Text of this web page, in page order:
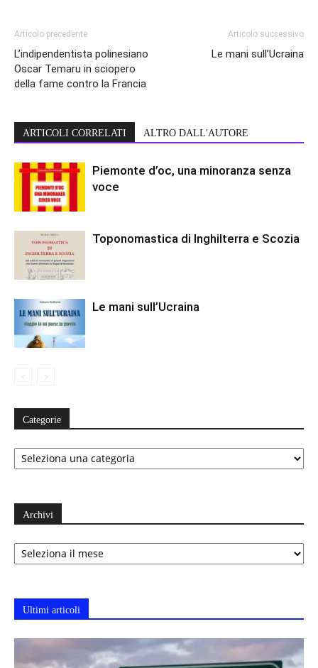
Articolo precedente
L’indipendentista polinesiano
Oscar Temaru in sciopero
della fame contro la Francia
Articolo successivo
Le mani sull’Ucraina
ARTICOLI CORRELATI ALTRO DALL'AUTORE
Piemonte d’oc, una minoranza senza
voce
Toponomastica di Inghilterra e Scozia
Le mani sull’Ucraina
Categorie
Categorie
Archivi
Archivi
Ultimi articoli